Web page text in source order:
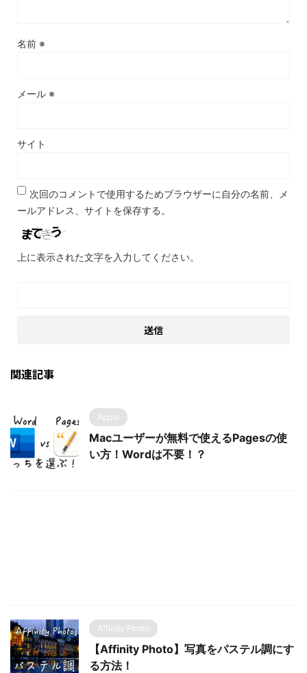
名前 ※
メール ※
サイト
次回のコメントで使用するためブラウザーに自分の名前、メ
ールアドレス、サイトを保存する。
上に表示された文字を入力してください。
関連記事
Apple
Macユーザーが無料で使えるPagesの使
い方！Wordは不要！？
Affinity Photo
【Affinity Photo】写真をパステル調にす
る方法！